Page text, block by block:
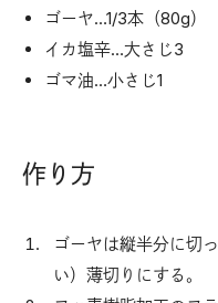
ゴーヤ…1/3本（80g）
イカ塩辛…大さじ3
ゴマ油…小さじ1
作り方
ゴーヤは縦半分に切
い）薄切りにする。